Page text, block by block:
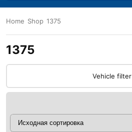
Home Shop 1375
1375
Vehicle filter